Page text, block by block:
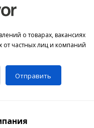
о товарах, вакансиях
от частных лиц и компаний
Отправить